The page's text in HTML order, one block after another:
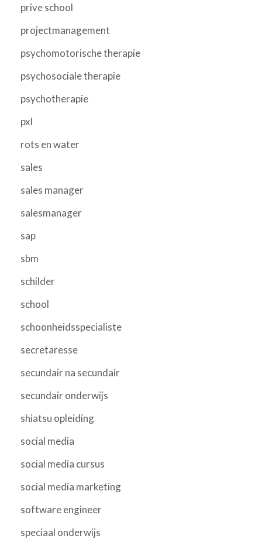
prive school
projectmanagement
psychomotorische therapie
psychosociale therapie
psychotherapie
pxl
rots en water
sales
sales manager
salesmanager
sap
sbm
schilder
school
schoonheidsspecialiste
secretaresse
secundair na secundair
secundair onderwijs
shiatsu opleiding
social media
social media cursus
social media marketing
software engineer
speciaal onderwijs